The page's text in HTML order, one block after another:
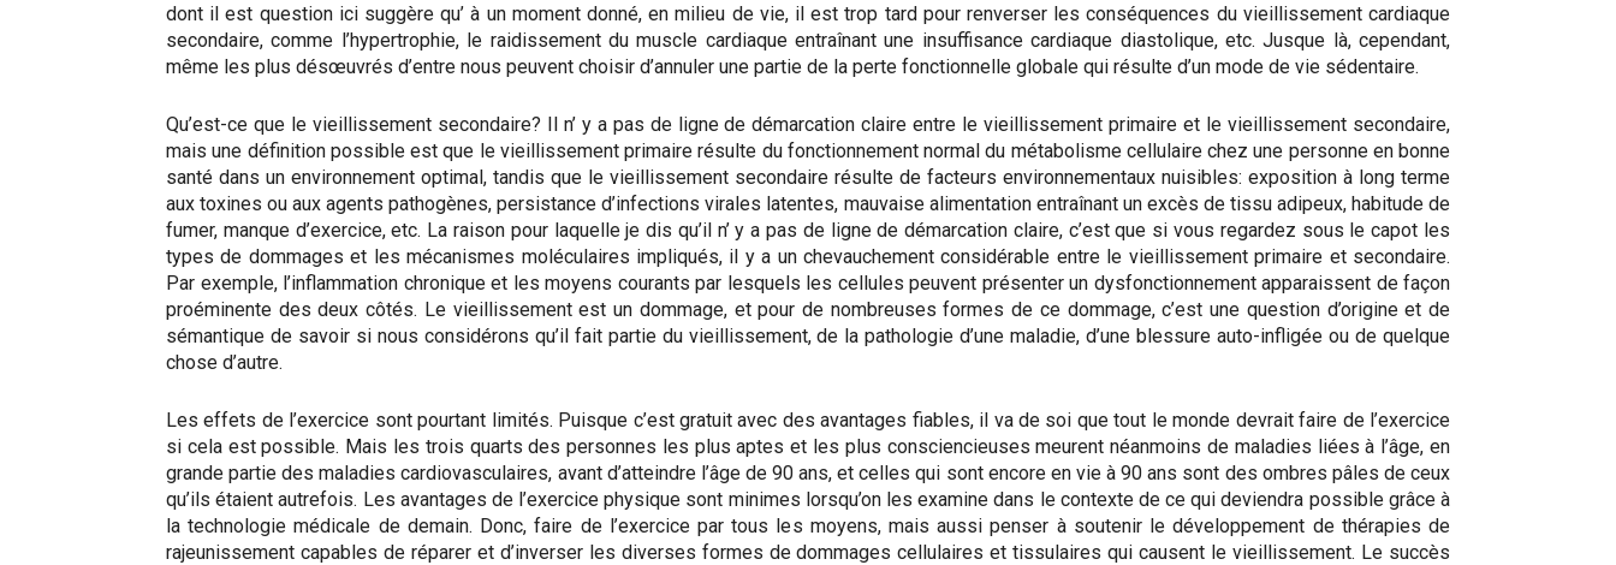
dont il est question ici suggère qu’ à un moment donné, en milieu de vie, il est trop tard pour renverser les conséquences du vieillissement cardiaque
secondaire, comme l’hypertrophie, le raidissement du muscle cardiaque entraînant une insuffisance cardiaque diastolique, etc. Jusque là, cependant,
même les plus désœuvrés d’entre nous peuvent choisir d’annuler une partie de la perte fonctionnelle globale qui résulte d’un mode de vie sédentaire.
Qu’est-ce que le vieillissement secondaire? Il n’ y a pas de ligne de démarcation claire entre le vieillissement primaire et le vieillissement secondaire,
mais une définition possible est que le vieillissement primaire résulte du fonctionnement normal du métabolisme cellulaire chez une personne en bonne
santé dans un environnement optimal, tandis que le vieillissement secondaire résulte de facteurs environnementaux nuisibles: exposition à long terme
aux toxines ou aux agents pathogènes, persistance d’infections virales latentes, mauvaise alimentation entraînant un excès de tissu adipeux, habitude de
fumer, manque d’exercice, etc. La raison pour laquelle je dis qu’il n’ y a pas de ligne de démarcation claire, c’est que si vous regardez sous le capot les
types de dommages et les mécanismes moléculaires impliqués, il y a un chevauchement considérable entre le vieillissement primaire et secondaire.
Par exemple, l’inflammation chronique et les moyens courants par lesquels les cellules peuvent présenter un dysfonctionnement apparaissent de façon
proéminente des deux côtés. Le vieillissement est un dommage, et pour de nombreuses formes de ce dommage, c’est une question d’origine et de
sémantique de savoir si nous considérons qu’il fait partie du vieillissement, de la pathologie d’une maladie, d’une blessure auto-infligée ou de quelque
chose d’autre.
Les effets de l’exercice sont pourtant limités. Puisque c’est gratuit avec des avantages fiables, il va de soi que tout le monde devrait faire de l’exercice
si cela est possible. Mais les trois quarts des personnes les plus aptes et les plus consciencieuses meurent néanmoins de maladies liées à l’âge, en
grande partie des maladies cardiovasculaires, avant d’atteindre l’âge de 90 ans, et celles qui sont encore en vie à 90 ans sont des ombres pâles de ceux
qu’ils étaient autrefois. Les avantages de l’exercice physique sont minimes lorsqu’on les examine dans le contexte de ce qui deviendra possible grâce à
la technologie médicale de demain. Donc, faire de l’exercice par tous les moyens, mais aussi penser à soutenir le développement de thérapies de
rajeunissement capables de réparer et d’inverser les diverses formes de dommages cellulaires et tissulaires qui causent le vieillissement. Le succès